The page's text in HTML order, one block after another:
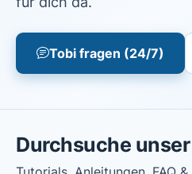
Tobi fragen (24/7)
Durchsuche